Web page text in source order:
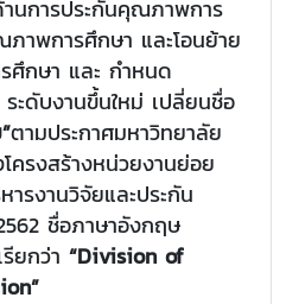
นการประกันคุณภาพการ
าพการศึกษา และโอนย้าย
ศึกษา และ กำหนด
ะดับงานขึ้นใหม่ เปลี่ยนชื่อ
ตามประกาศมหาวิทยาลัย
ครงสร้างหน่วยงานย่อย
รงานวิจัยและประกัน
ชื่อภาษาอังกฤษ
ยกว่า “Division of